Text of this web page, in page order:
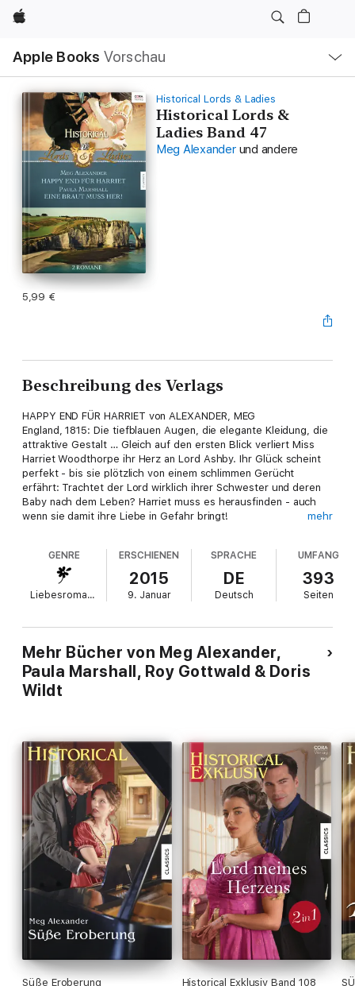
Apple
Apple Books Vorschau
Navigation
Menü
öffnen
Historical Lords & Ladies
Historical Lords &
Ladies Band 47
Meg Alexander und andere
5,99 €
Beschreibung des Verlags
HAPPY END FÜR HARRIET von ALEXANDER, MEG
England, 1815: Die tiefblauen Augen, die elegante Kleidung, die
attraktive Gestalt … Gleich auf den ersten Blick verliert Miss
Harriet Woodthorpe ihr Herz an Lord Ashby. Ihr Glück scheint
perfekt - bis sie plötzlich von einem schlimmen Gerücht
erfährt: Trachtet der Lord wirklich ihrer Schwester und deren
Baby nach dem Leben? Harriet muss es herausfinden - auch
wenn sie damit ihre Liebe in Gefahr bringt!
"Wenn du mir in neunzig Tagen keine Gemahlin vorstellst, bist
du enterbt!" Die harten Worte seines Vaters setzen dem
sorglosen Leben von Russell Chancellor, Lord Hadleigh, ein
Ende: Eine Braut muss her - und zwar schnell! Die bezaubernde
Richtige. Damals hat sie ihn schmachvoll verlassen, aber nun
wird er sie mit allen Mitteln zurückerobern …
mehr
GENRE
Liebesromane
ERSCHIENEN
2015
9. Januar
SPRACHE
DE
Deutsch
UMFANG
393
Seiten
Mehr Bücher von Meg Alexander,
Paula Marshall, Roy Gottwald & Doris
Wildt
Süße Eroberung Historical Exklusiv Band 108